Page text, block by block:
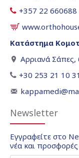
+357 22 660688
Κατάστημα
Αρριανά
+30 253 21 10
Newsletter
Εγγραφείτε στο
νέα και